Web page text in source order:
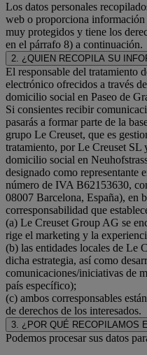
Los datos personales
web o proporciona
muy protegidos y tiene los
en el párrafo 8) a continuación.
2. ¿QUIEN RECOPILA SU
El responsable del tratamiento
electrónico ofrecidos a través
domicilio social en Paseo de
Si consientes recibir
pasarás a formar parte de la
grupo Le Creuset, que es
tratamiento, por Le Creuset
domicilio social en
designado como representante
número de IVA B62153630,
08007 Barcelona, España), en
corresponsabilidad que
(a) Le Creuset Group AG se
rige el marketing y la
(b) las entidades locales de Le
dicha estrategia, así como
comunicaciones/iniciativas de
país específico);
(c) ambos corresponsables
de derechos de los interesados.
3. ¿POR QUÉ RECOPILAMOS
Podemos procesar sus datos